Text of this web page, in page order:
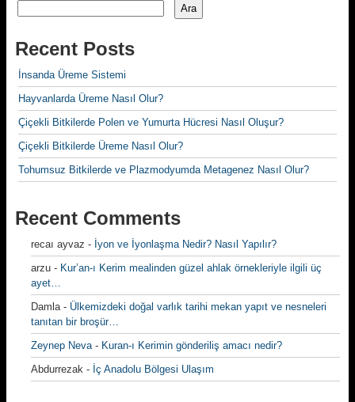
Ara
Recent Posts
İnsanda Üreme Sistemi
Hayvanlarda Üreme Nasıl Olur?
Çiçekli Bitkilerde Polen ve Yumurta Hücresi Nasıl Oluşur?
Çiçekli Bitkilerde Üreme Nasıl Olur?
Tohumsuz Bitkilerde ve Plazmodyumda Metagenez Nasıl Olur?
Recent Comments
recaı ayvaz - İyon ve İyonlaşma Nedir? Nasıl Yapılır?
arzu - Kur’an-ı Kerim mealinden güzel ahlak örnekleriyle ilgili üç
ayet…
Damla- Ülkemizdeki doğal varlık tarihi mekan yapıt ve nesneleri
tanıtan bir broşür…
Zeynep Neva- Kuran-ı Kerimin gönderiliş amacı nedir?
Abdurrezak - İç Anadolu Bölgesi Ulaşım